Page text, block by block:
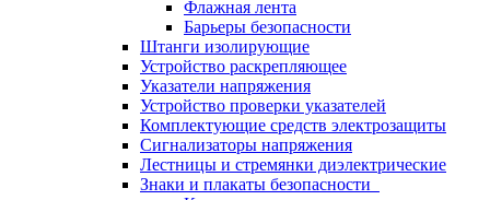
Флажная лента
Барьеры безопасности
Штанги изолирующие
Устройство раскрепляющее
Указатели напряжения
Устройство проверки указателей
Комплектующие средств электрозащиты
Сигнализаторы напряжения
Лестницы и стремянки диэлектрические
Знаки и плакаты безопасности